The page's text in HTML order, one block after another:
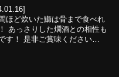
ほど炊いた鰤は骨まで食べれ
あっさりした燗酒との相性も
す！ 是非ご賞味ください…